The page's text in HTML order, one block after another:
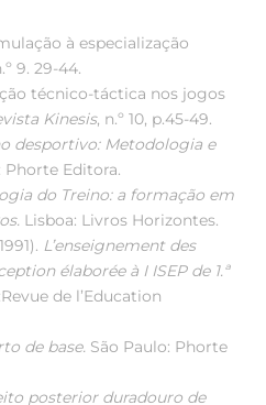
à especialização
9. 29-44.
técnico-táctica nos jogos
Kinesis, n.º 10, p.45-49.
desportivo: Metodologia e
Phorte Editora.
do Treino: a formação em
Lisboa: Livros Horizontes.
L’enseignement des
élaborée à I ISEP de 1.ª
de l’Education
de base. São Paulo: Phorte
posterior duradouro de